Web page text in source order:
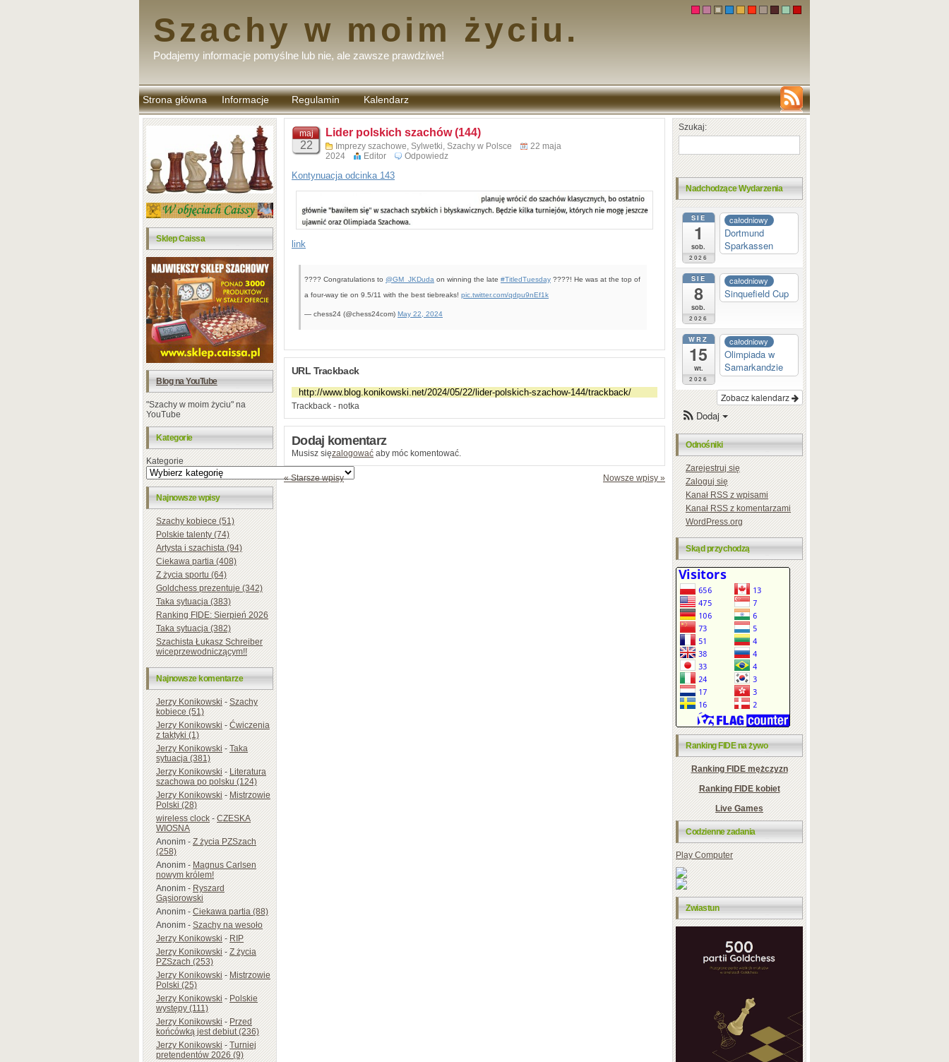
Szachy w moim życiu.
Podajemy informacje pomyślne lub nie, ale zawsze prawdziwe!
Strona główna Informacje Regulamin
komentarzy
Kalendarz
Sklep Caissa
Blog na YouTube
"Szachy w moim życiu" na
YouTube
Kategorie
Kategorie
Najnowsze wpisy
Szachy kobiece (51)
Polskie talenty (74)
Artysta i szachista (94)
Ciekawa partia (408)
Z życia sportu (64)
Goldchess prezentuje (342)
Taka sytuacja (383)
Ranking FIDE: Sierpień 2026
Taka sytuacja (382)
Szachista Łukasz Schreiber
wiceprzewodniczącym!!
Najnowsze komentarze
Jerzy Konikowski-Szachy
kobiece (51)
Jerzy Konikowski-Ćwiczenia
z taktyki (1)
Jerzy Konikowski-Taka
sytuacja (381)
Jerzy Konikowski-Literatura
szachowa po polsku (124)
Jerzy Konikowski-Mistrzowie
Polski (28)
wireless clock-CZESKA
WIOSNA
Anonim-Z życia PZSzach
(258)
Anonim-Magnus Carlsen
nowym królem!
Anonim-Ryszard
Gąsiorowski
Anonim-Ciekawa partia (88)
Anonim-Szachy na wesoło
Jerzy Konikowski-RIP
Jerzy Konikowski-Z życia
PZSzach (253)
Jerzy Konikowski-Mistrzowie
Polski (25)
Jerzy Konikowski-Polskie
występy (111)
Jerzy Konikowski-Przed
końcówką jest debiut (236)
Jerzy Konikowski-Turniej
pretendentów 2026 (9)
maj
22
Lider polskich szachów (144)
Imprezy szachowe, Sylwetki, Szachy w Polsce
22 maja
2024
Editor Odpowiedz
Kontynuacja odcinka 143
link
???? Congratulations to @GM_JKDuda on winning the late #TitledTuesday ????! He was at the top of
a four-way tie on 9.5/11 with the best tiebreaks! pic.twitter.com/qdpu9nEf1k
— chess24 (@chess24com) May 22, 2024
URL Trackback
Trackback - notka
Dodaj komentarz
Musisz sięzalogować aby móc komentować.
« Starsze wpisy Nowsze wpisy »
Szukaj:
Nadchodzące Wydarzenia
SIE
1
sob.
2026
całodniowy
Dortmund
Sparkassen
SIE
8
sob.
2026
całodniowy
Sinquefield Cup
WRZ
15
wt.
2026
całodniowy
Olimpiada w
Samarkandzie
Zobacz kalendarz
Dodaj
Odnośniki
Zarejestruj się
Zaloguj się
KanałRSSz wpisami
KanałRSSz komentarzami
WordPress.org
Skąd przychodzą
Ranking FIDE na żywo
Ranking FIDE mężczyzn
Ranking FIDE kobiet
Live Games
Codzienne zadania
Play Computer
Zwiastun